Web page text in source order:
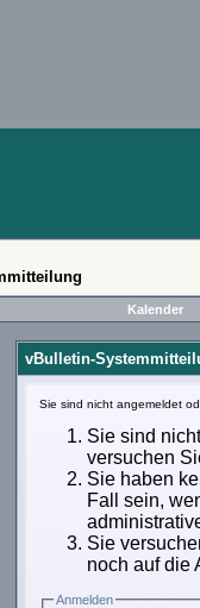
Kalender
vBulletin-
Sie sind nicht angemeldet
Sie sind
versuchen
Sie haben
Fall sein,
Sie
noch auf die
Anmelden